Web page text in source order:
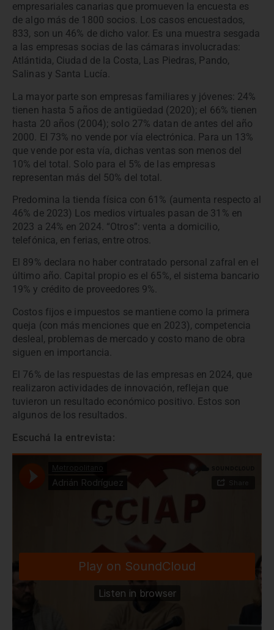
empresariales canarias que promueven la encuesta es
de algo más de 1800 socios. Los casos encuestados,
833, son un 46% de dicho valor. Es una muestra sesgada
a las empresas socias de las cámaras involucradas:
Atlántida, Ciudad de la Costa, Las Piedras, Pando,
Salinas y Santa Lucía.
La mayor parte son empresas familiares y jóvenes: 24%
tienen hasta 5 años de antigüedad (2020); el 66% tienen
hasta 20 años (2004); solo 27% datan de antes del año
2000. El 73% no vende por vía electrónica. Para un 13%
que vende por esta vía, dichas ventas son menos del
10% del total. Solo para el 5% de las empresas
representan más del 50% del total.
Predomina la tienda física con 61% (aumenta respecto al
46% de 2023) Los medios virtuales pasan de 31% en
2023 a 24% en 2024. “Otros”: venta a domicilio,
telefónica, en ferias, entre otros.
El 89% declara no haber contratado personal zafral en el
último año. Capital propio es el 65%, el sistema bancario
19% y crédito de proveedores 9%.
Costos fijos e impuestos se mantiene como la primera
queja (con más menciones que en 2023), competencia
desleal, problemas de mercado y costo mano de obra
siguen en importancia.
El 76% de las respuestas de las empresas en 2024, que
realizaron actividades de innovación, reflejan que
tuvieron un resultado económico positivo. Estos son
algunos de los resultados.
Escuchá la entrevista: